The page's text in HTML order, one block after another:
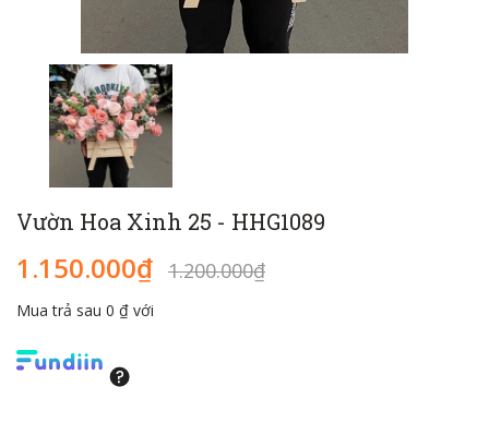
Vườn Hoa Xinh 25 - HHG1089
1.150.000₫ 1.200.000₫
Mua trả sau 0 ₫ với